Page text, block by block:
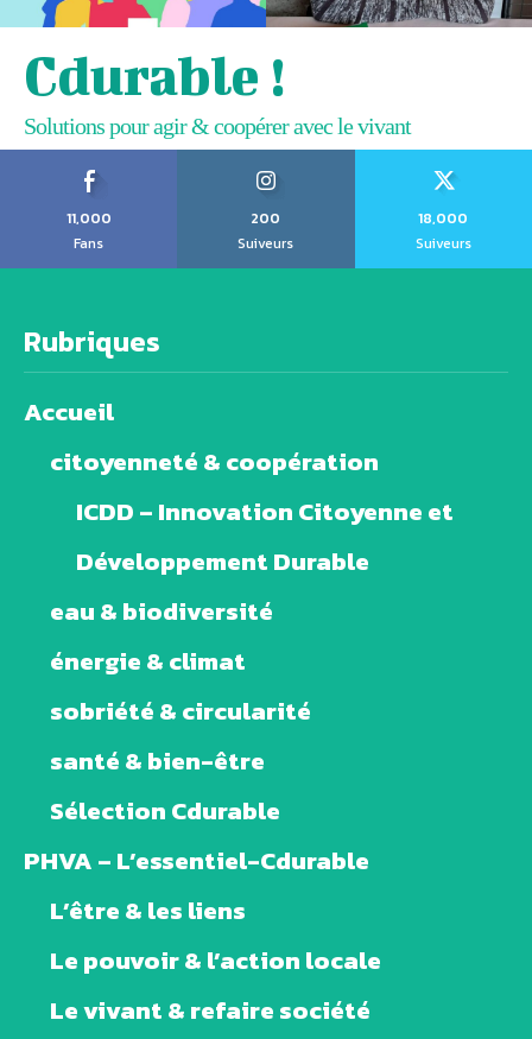
Cdurable !
Solutions pour agir & coopérer avec le vivant
11,000
Fans
200
Suiveurs
18,000
Suiveurs
Rubriques
Accueil
citoyenneté & coopération
ICDD – Innovation Citoyenne et
Développement Durable
eau & biodiversité
énergie & climat
sobriété & circularité
santé & bien-être
Sélection Cdurable
PHVA – L’essentiel-Cdurable
L’être & les liens
Le pouvoir & l’action locale
Le vivant & refaire société